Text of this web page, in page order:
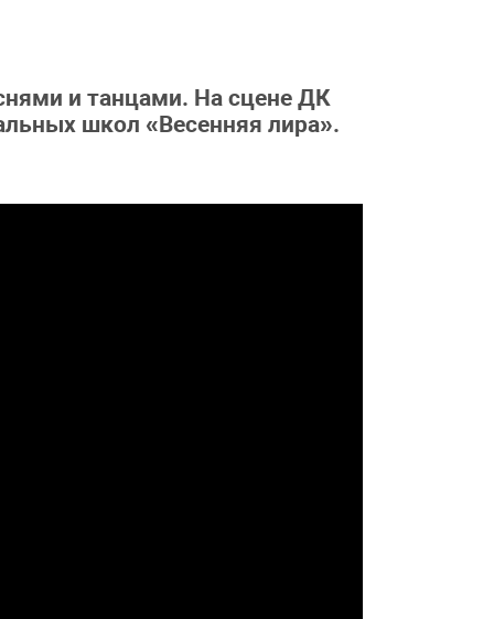
и танцами. На сцене ДК
школ «Весенняя лира».